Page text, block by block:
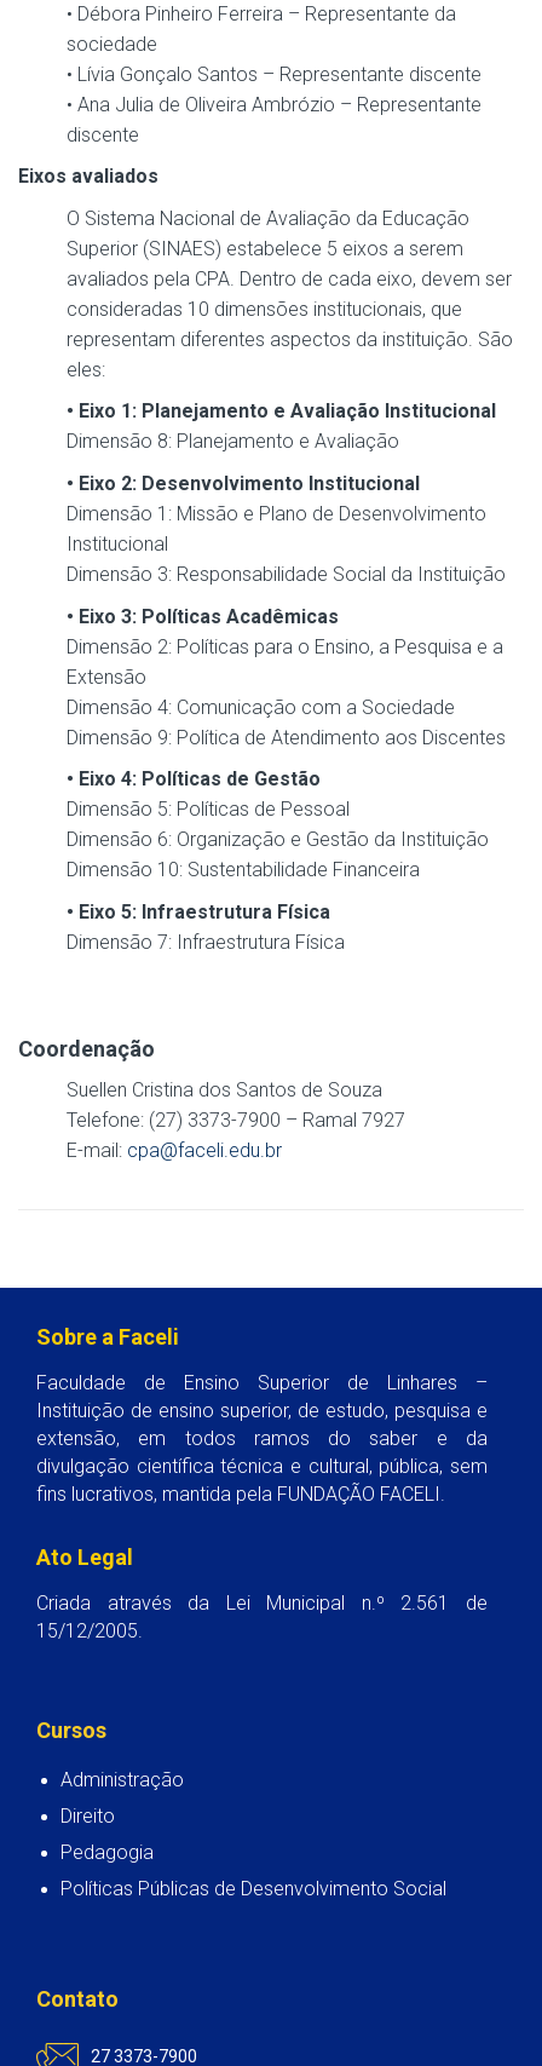
• Débora Pinheiro Ferreira – Representante da
sociedade
• Lívia Gonçalo Santos – Representante discente
• Ana Julia de Oliveira Ambrózio – Representante
discente
Eixos avaliados
O Sistema Nacional de Avaliação da Educação
Superior (SINAES) estabelece 5 eixos a serem
avaliados pela CPA. Dentro de cada eixo, devem ser
consideradas 10 dimensões institucionais, que
representam diferentes aspectos da instituição. São
eles:
• Eixo 1: Planejamento e Avaliação Institucional
Dimensão 8: Planejamento e Avaliação
• Eixo 2: Desenvolvimento Institucional
Dimensão 1: Missão e Plano de Desenvolvimento
Institucional
Dimensão 3: Responsabilidade Social da Instituição
• Eixo 3: Políticas Acadêmicas
Dimensão 2: Políticas para o Ensino, a Pesquisa e a
Extensão
Dimensão 4: Comunicação com a Sociedade
Dimensão 9: Política de Atendimento aos Discentes
• Eixo 4: Políticas de Gestão
Dimensão 5: Políticas de Pessoal
Dimensão 6: Organização e Gestão da Instituição
Dimensão 10: Sustentabilidade Financeira
• Eixo 5: Infraestrutura Física
Dimensão 7: Infraestrutura Física
Coordenação
Suellen Cristina dos Santos de Souza
Telefone: (27) 3373-7900 – Ramal 7927
E-mail: cpa@faceli.edu.br
Sobre a Faceli
Faculdade de Ensino Superior de Linhares –
Instituição de ensino superior, de estudo, pesquisa e
extensão, em todos ramos do saber e da
divulgação científica técnica e cultural, pública, sem
fins lucrativos, mantida pela FUNDAÇÃO FACELI.
Ato Legal
Criada através da Lei Municipal n.º 2.561 de
15/12/2005.
Cursos
Administração
Direito
Pedagogia
Políticas Públicas de Desenvolvimento Social
Contato
27 3373-7900